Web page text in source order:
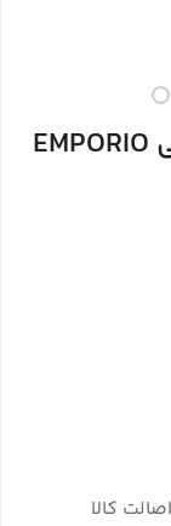
ساعت مچی زنانه امپریو آرمانی EMPORIO
کالا